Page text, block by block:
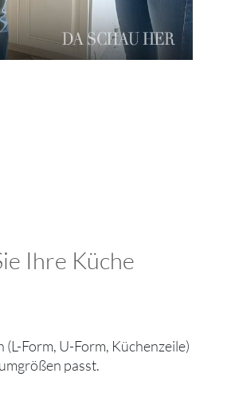
Ihre Küche
Form, U-Form, Küchenzeile)
passt.